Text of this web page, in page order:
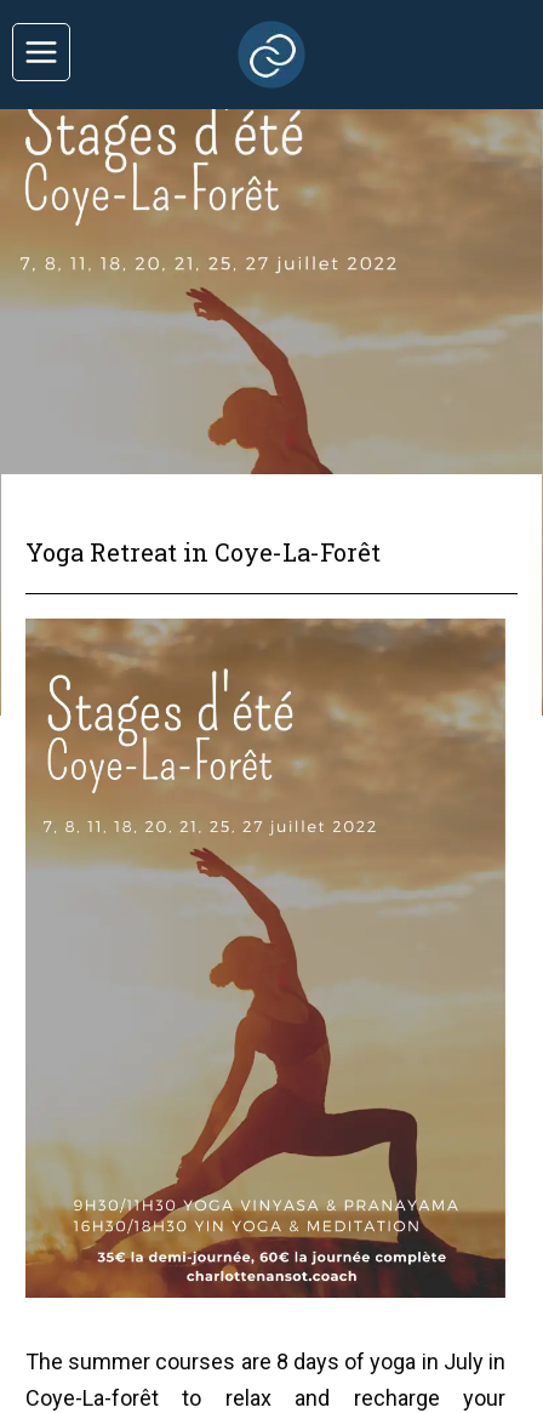
Yoga Retreat in Coye-La-Forêt
The summer courses are 8 days of yoga in July in
Coye-La-forêt to relax and recharge your